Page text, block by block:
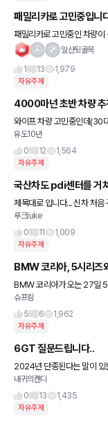
패밀리카로 고민중입니
패밀리카로 고민중인 차량이 생겼습니다 그건 바로 미니 컨트
매혜택에 이것저것 하니까 800할인되더군요 그런데 아
일산뒷골목
1
13 1,979
자유주제
4000마넌 초반 차량 추
와이프 차량 고민중인데(30
이는데 k5,x1,x2,a클, a3도
아기가 둘이 잇
유도10년
0
12 1,564
자유주제
국산차도 pdi센터를 거
제목대로 입니다... 신차 처
고되나요?
루크luke
0
11 1,009
자유주제
BMW 코리아, 5시리즈
BMW 코리아가 오는 27일
트 모델을 한국에서 최초로
슈프림
5
6 1,962
자유주제
6GT 질문드립니다..
2024년 단종된다는 말이
6gt 대기걸어놓았는데 단종
중에 AS받지 힘들어질까
내귀의캔디
0
13 1,435
자유주제